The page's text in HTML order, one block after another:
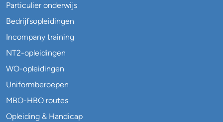
Particulier onderwijs
Bedrijfsopleidingen
Incompany training
NT2-opleidingen
WO-opleidingen
Uniformberoepen
MBO-HBO routes
Opleiding & Handicap